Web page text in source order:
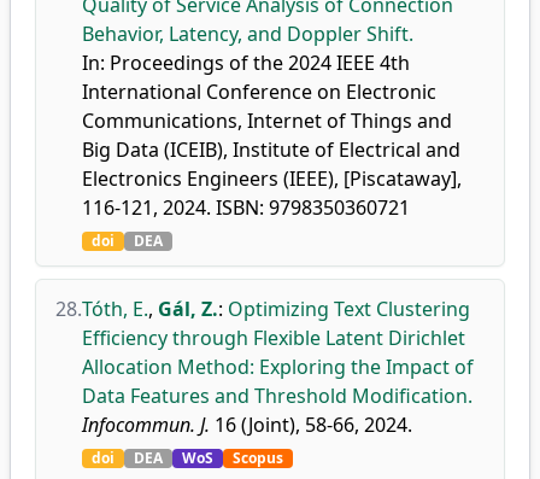
Behavior, Latency, and Doppler Shift.
In: Proceedings of the 2024 IEEE 4th
International Conference on Electronic
Communications, Internet of Things and
Big Data (ICEIB), Institute of Electrical and
Electronics Engineers (IEEE), [Piscataway],
116-121, 2024. ISBN: 9798350360721
doi DEA
28.Tóth, E., Gál, Z.: Optimizing Text Clustering
Efficiency through Flexible Latent Dirichlet
Allocation Method: Exploring the Impact of
Data Features and Threshold Modification.
Infocommun. J. 16 (Joint), 58-66, 2024.
doi DEA WoS Scopus